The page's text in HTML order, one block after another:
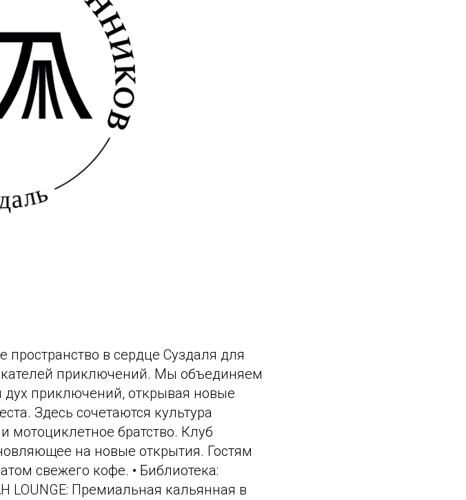
в сердце Суздаля для
приключений. Мы объединяем
дух приключений, открывая новые
Здесь сочетаются культура
мотоциклетное братство. Клуб
на новые открытия. Гостям
свежего кофе. • Библиотека:
LOUNGE: Премиальная кальянная в